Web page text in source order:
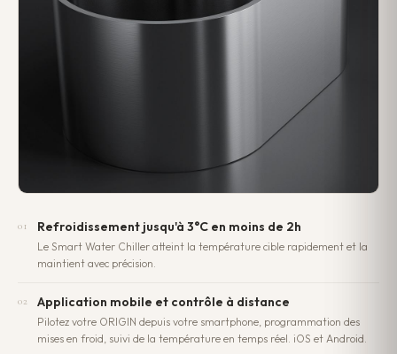
01 Refroidissement jusqu'à 3°C en moins de 2h
Le Smart Water Chiller atteint la température cible rapidement et la
maintient avec précision.
02 Application mobile et contrôle à distance
Pilotez votre ORIGIN depuis votre smartphone, programmation des
mises en froid, suivi de la température en temps réel. iOS et Android.